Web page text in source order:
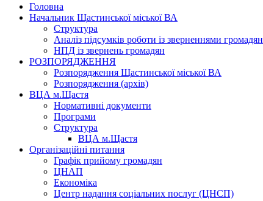
Головна
Начальник Щастинської міської ВА
Структура
Аналіз підсумків роботи із зверненнями громадян
НПД із звернень громадян
РОЗПОРЯДЖЕННЯ
Розпорядження Щастинської міської ВА
Розпорядження (архів)
ВЦА м.Щастя
Нормативні документи
Програми
Структура
ВЦА м.Щастя
Організаційні питання
Графік прийому громадян
ЦНАП
Економіка
Центр надання соціальних послуг (ЦНСП)